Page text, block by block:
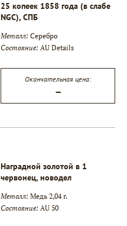
25 копеек 1858 года (в слабе
NGC), СПБ
Металл: Серебро
Состояние: AU Details
Окончательная цена:
—
Наградной золотой в 1
червонец, новодел
Металл: Медь 2,04 г.
Состояние: AU 50